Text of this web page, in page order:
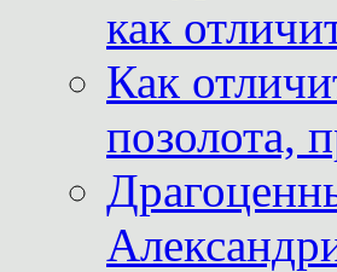
как
Как
позолота,